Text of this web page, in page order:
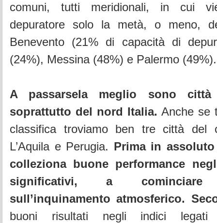
comuni, tutti meridionali, in cui
depuratore solo la metà, o meno,
Benevento (21% di capacità di
(24%), Messina (48%) e Palermo (49%).
A passarsela meglio sono città
soprattutto del nord Italia. Anche se
classifica troviamo ben tre città del
L’Aquila e Perugia. Prima in
colleziona buone performance
significativi, a
sull’inquinamento atmosferico.
buoni risultati negli indici legati